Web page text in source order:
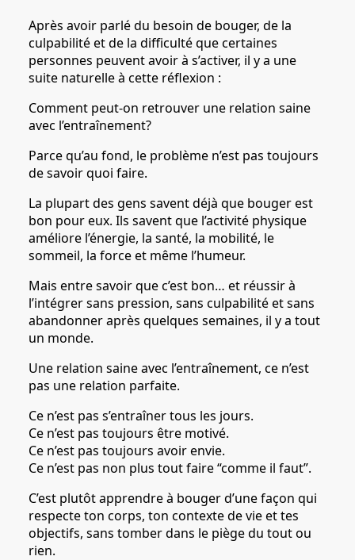
Après avoir parlé du besoin de bouger, de la
culpabilité et de la difficulté que certaines
personnes peuvent avoir à s’activer, il y a une
suite naturelle à cette réflexion :
Comment peut-on retrouver une relation saine
avec l’entraînement?
Parce qu’au fond, le problème n’est pas toujours
de savoir quoi faire.
La plupart des gens savent déjà que bouger est
bon pour eux. Ils savent que l’activité physique
améliore l’énergie, la santé, la mobilité, le
sommeil, la force et même l’humeur.
Mais entre savoir que c’est bon… et réussir à
l’intégrer sans pression, sans culpabilité et sans
abandonner après quelques semaines, il y a tout
un monde.
Une relation saine avec l’entraînement, ce n’est
pas une relation parfaite.
Ce n’est pas s’entraîner tous les jours.
Ce n’est pas toujours être motivé.
Ce n’est pas toujours avoir envie.
Ce n’est pas non plus tout faire “comme il faut”.
C’est plutôt apprendre à bouger d’une façon qui
respecte ton corps, ton contexte de vie et tes
objectifs, sans tomber dans le piège du tout ou
rien.